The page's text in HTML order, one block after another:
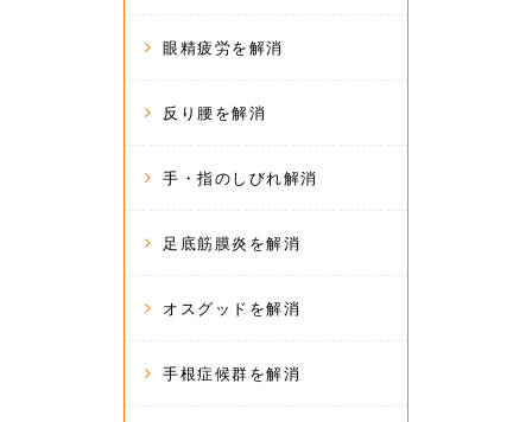
眼精疲労を解消
反り腰を解消
手・指のしびれ解消
足底筋膜炎を解消
オスグッドを解消
手根症候群を解消